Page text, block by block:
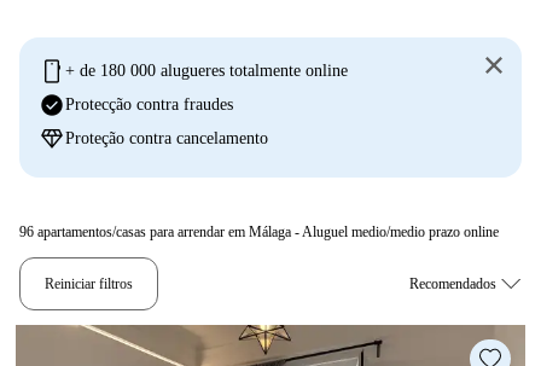
mobile + de 180 000 alugueres totalmente online
check_circleProtecção contra fraudes
diamondProteção contra cancelamento
96 apartamentos/casas para arrendar em Málaga - Aluguel medio/medio prazo online
Reiniciar filtros